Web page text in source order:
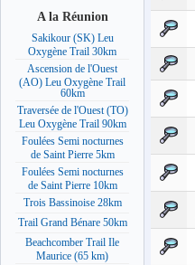
A la Réunion
Sakikour (SK) Leu
Oxygène Trail 30km
Ascension de l'Ouest
(AO) Leu Oxygène Trail
60km
Traversée de l'Ouest (TO)
Leu Oxygène Trail 90km
Foulées Semi nocturnes
de Saint Pierre 5km
Foulées Semi nocturnes
de Saint Pierre 10km
Trois Bassinoise 28km
Trail Grand Bénare 50km
Beachcomber Trail Ile
Maurice (65 km)